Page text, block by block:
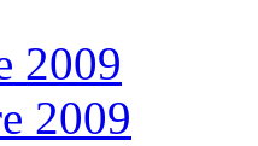
2009
2009